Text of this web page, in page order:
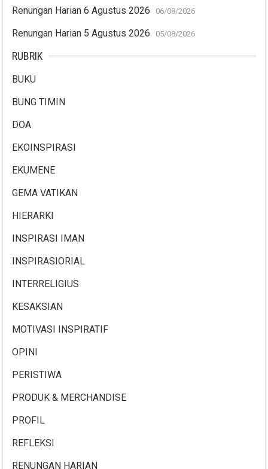
Renungan Harian 6 Agustus 2026 06/08/2026
Renungan Harian 5 Agustus 2026 05/08/2026
RUBRIK
BUKU
BUNG TIMIN
DOA
EKOINSPIRASI
EKUMENE
GEMA VATIKAN
HIERARKI
INSPIRASI IMAN
INSPIRASIORIAL
INTERRELIGIUS
KESAKSIAN
MOTIVASI INSPIRATIF
OPINI
PERISTIWA
PRODUK & MERCHANDISE
PROFIL
REFLEKSI
RENUNGAN HARIAN